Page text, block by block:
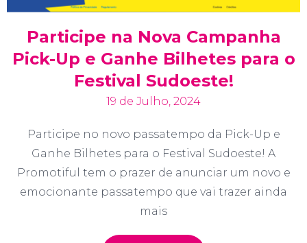
Participe na Nova Campanha
Pick-Up e Ganhe Bilhetes para o
Festival Sudoeste!
19 de Julho, 2024
Participe no novo passatempo da Pick-Up e
Ganhe Bilhetes para o Festival Sudoeste! A
Promotiful tem o prazer de anunciar um novo e
emocionante passatempo que vai trazer ainda
mais